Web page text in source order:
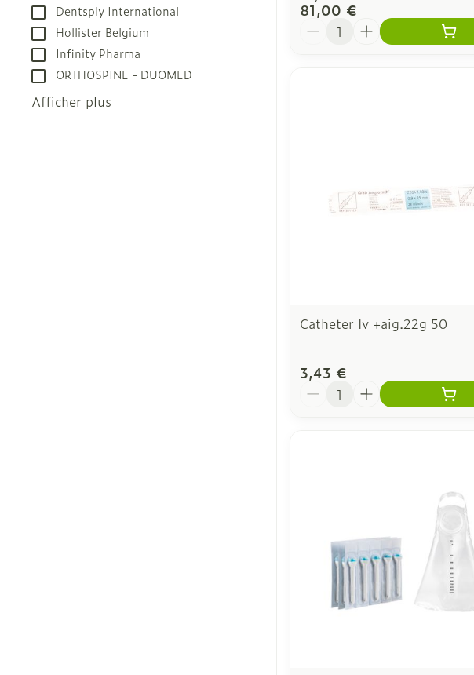
Dentsply International
Hollister Belgium
Infinity Pharma
ORTHOSPINE - DUOMED
Afficher plus
81,00 €
Quantité
Catheter Iv +aig.22g 50
3,43 €
Quantité